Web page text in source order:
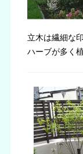
立木は繊細な
ハーブが多く